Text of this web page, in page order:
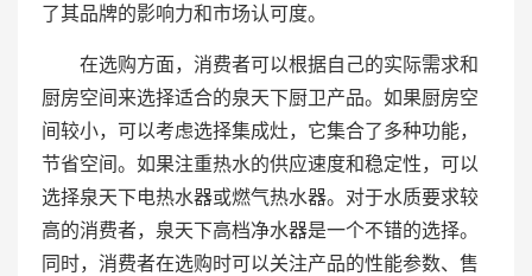
了其品牌的影响力和市场认可度。
在选购方面，消费者可以根据自己的实际需求和
厨房空间来选择适合的泉天下厨卫产品。如果厨房空
间较小，可以考虑选择集成灶，它集合了多种功能，
节省空间。如果注重热水的供应速度和稳定性，可以
选择泉天下电热水器或燃气热水器。对于水质要求较
高的消费者，泉天下高档净水器是一个不错的选择。
同时，消费者在选购时可以关注产品的性能参数、售